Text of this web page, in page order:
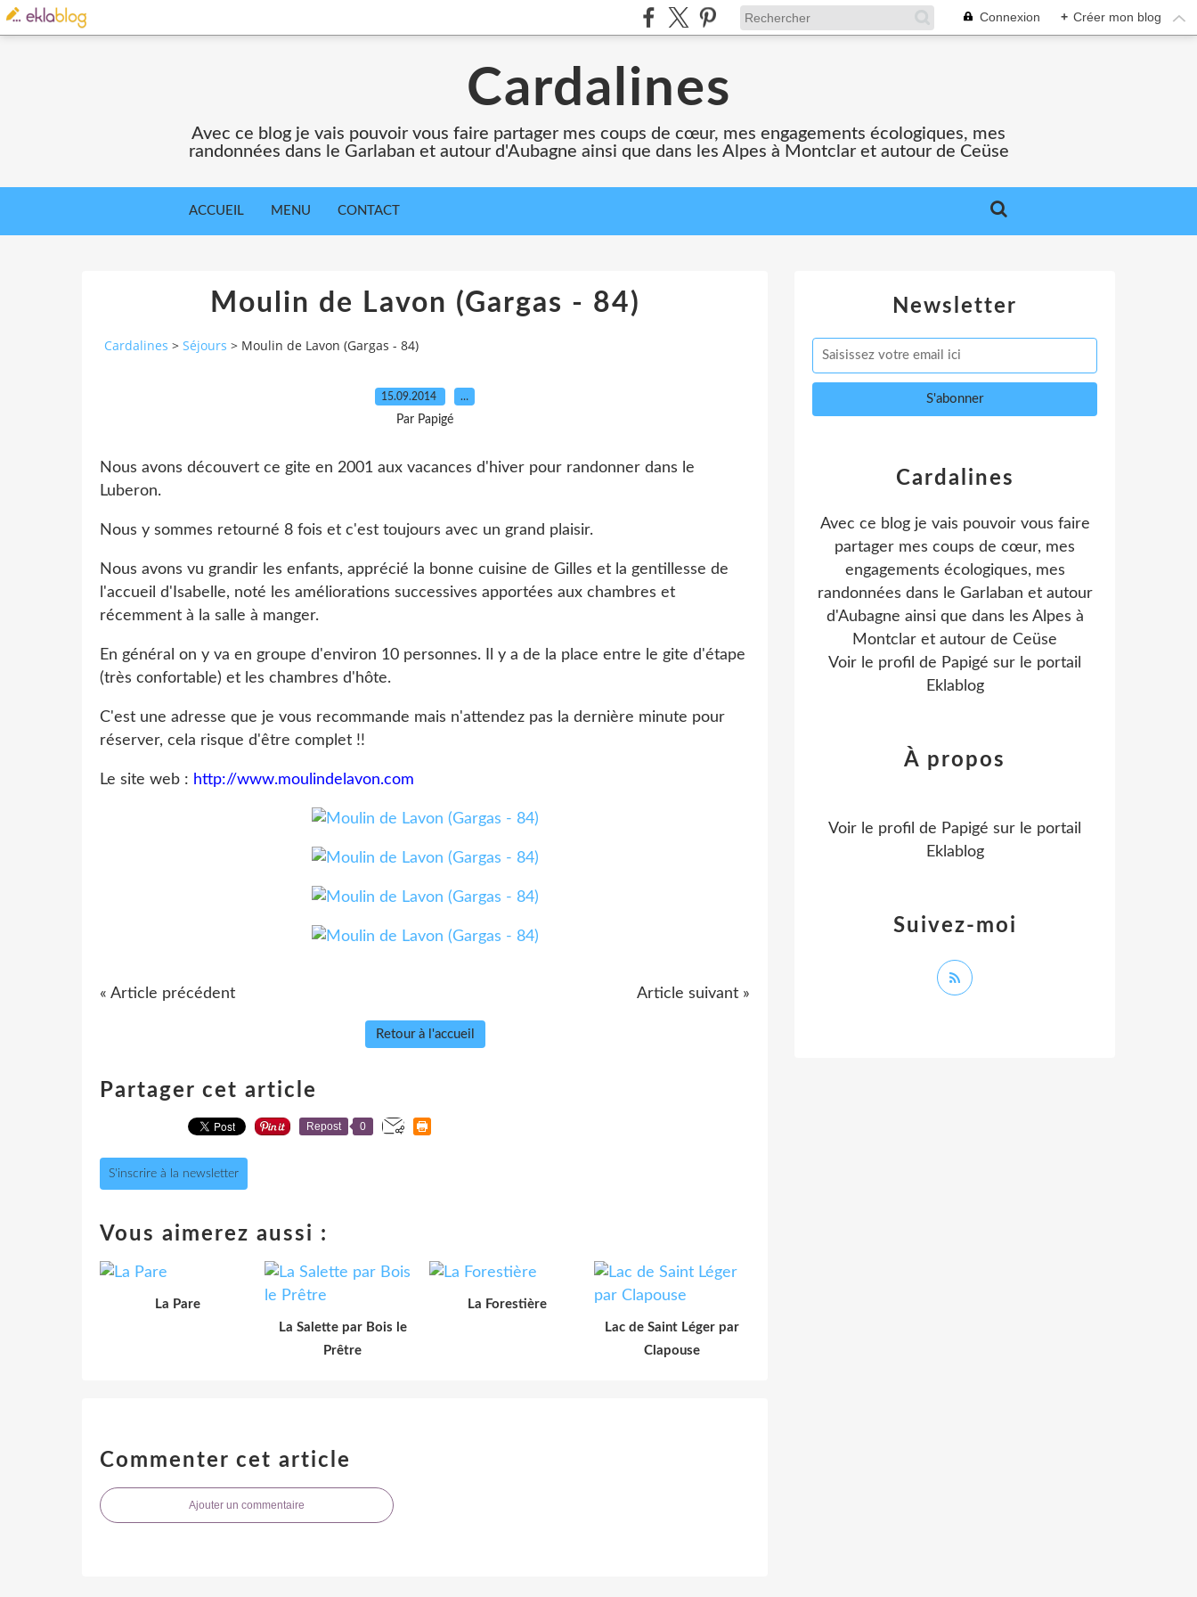
Connexion + Créer mon blog
Cardalines
Avec ce blog je vais pouvoir vous faire partager mes coups de cœur, mes engagements écologiques, mes
randonnées dans le Garlaban et autour d'Aubagne ainsi que dans les Alpes à Montclar et autour de Ceüse
ACCUEIL MENU CONTACT
Moulin de Lavon (Gargas - 84)
Cardalines > Séjours > Moulin de Lavon (Gargas - 84)
15.09.2014 …
Par Papigé
Nous avons découvert ce gite en 2001 aux vacances d'hiver pour randonner dans le
Luberon.
Nous y sommes retourné 8 fois et c'est toujours avec un grand plaisir.
Nous avons vu grandir les enfants, apprécié la bonne cuisine de Gilles et la gentillesse de
l'accueil d'Isabelle, noté les améliorations successives apportées aux chambres et
récemment à la salle à manger.
En général on y va en groupe d'environ 10 personnes. Il y a de la place entre le gite d'étape
(très confortable) et les chambres d'hôte.
C'est une adresse que je vous recommande mais n'attendez pas la dernière minute pour
réserver, cela risque d'être complet !!
Le site web : http://www.moulindelavon.com
« Article précédent Article suivant »
Retour à l'accueil
Partager cet article
Repost 0
S'inscrire à la newsletter
Vous aimerez aussi :
La Pare
La Salette par Bois le
Prêtre
La Forestière
Lac de Saint Léger par
Clapouse
Commenter cet article
Ajouter un commentaire
Newsletter
Cardalines
Avec ce blog je vais pouvoir vous faire
partager mes coups de cœur, mes
engagements écologiques, mes
randonnées dans le Garlaban et autour
d'Aubagne ainsi que dans les Alpes à
Montclar et autour de Ceüse
Voir le profil de Papigé sur le portail
Eklablog
Suivez-moi
À propos
Voir le profil de Papigé sur le portail
Eklablog